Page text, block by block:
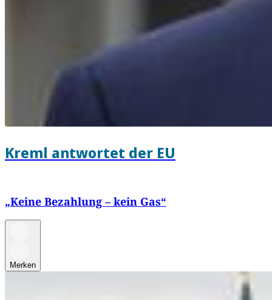
Kreml antwortet der EU
„Keine Bezahlung – kein Gas“
Merken